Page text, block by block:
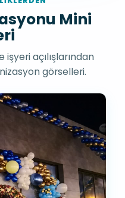
Mini
açılışlarından
görselleri.